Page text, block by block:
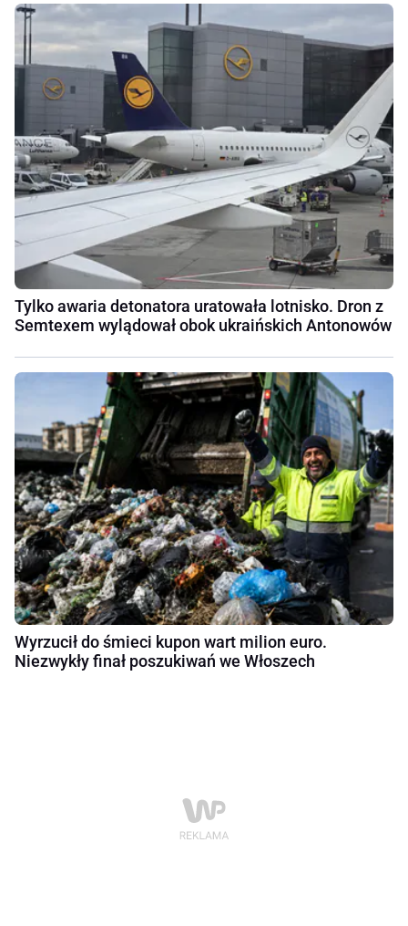
Tylko awaria detonatora uratowała lotnisko. Dron z
Semtexem wylądował obok ukraińskich Antonowów
Wyrzucił do śmieci kupon wart milion euro.
Niezwykły finał poszukiwań we Włoszech